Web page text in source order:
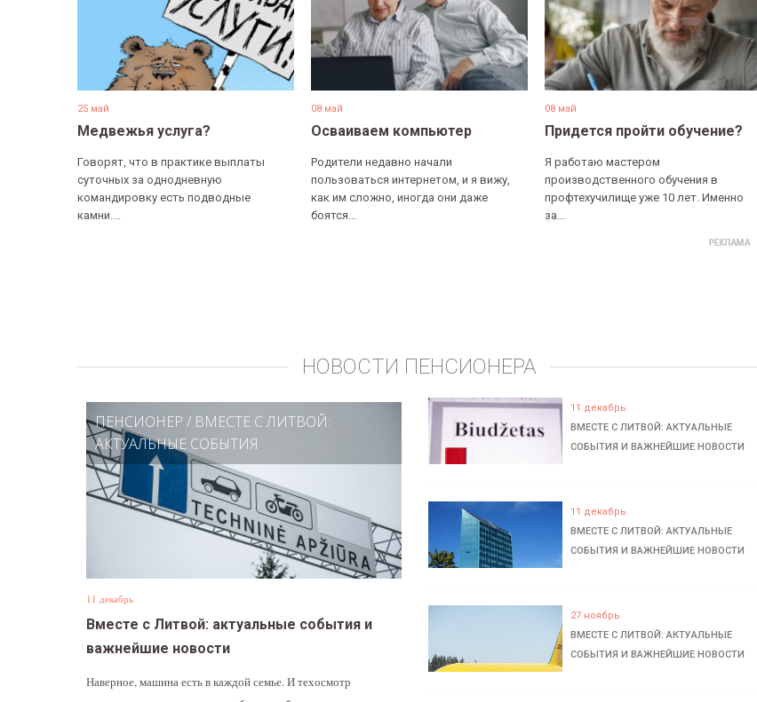
25 май
Медвежья услуга?
Говорят, что в практике выплаты
суточных за однодневную
командировку есть подводные
камни....
08 май
Осваиваем компьютер
Родители недавно начали
пользоваться интернетом, и я вижу,
как им сложно, иногда они даже
боятся...
08 май
Придется пройти обучение?
Я работаю мастером
производственного обучения в
профтехучилище уже 10 лет. Именно
за...
НОВОСТИ ПЕНСИОНЕРА
ПЕНСИОНЕР / ВМЕСТЕ С ЛИТВОЙ:
АКТУАЛЬНЫЕ СОБЫТИЯ
11 декабрь
Вместе с Литвой: актуальные события и
важнейшие новости
Наверное, машина есть в каждой семье. И техосмотр
11 декабрь
ВМЕСТЕ С ЛИТВОЙ: АКТУАЛЬНЫЕ
СОБЫТИЯ И ВАЖНЕЙШИЕ НОВОСТИ
11 декабрь
ВМЕСТЕ С ЛИТВОЙ: АКТУАЛЬНЫЕ
СОБЫТИЯ И ВАЖНЕЙШИЕ НОВОСТИ
27 ноябрь
ВМЕСТЕ С ЛИТВОЙ: АКТУАЛЬНЫЕ
СОБЫТИЯ И ВАЖНЕЙШИЕ НОВОСТИ